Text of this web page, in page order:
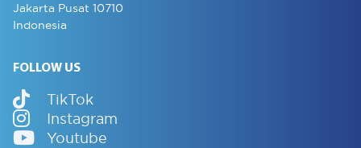
Jakarta Pusat 10710
Indonesia
FOLLOW US
TikTok
Instagram
Youtube